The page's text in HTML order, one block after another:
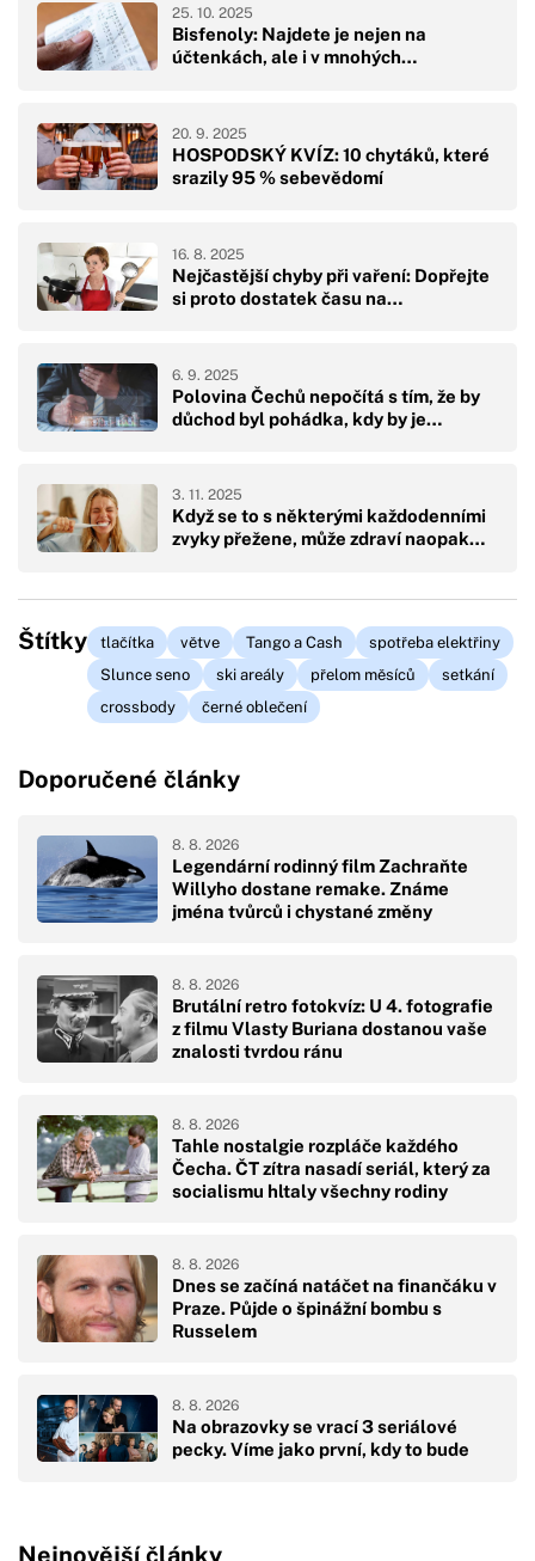
Bisfenoly: Najdete je nejen na
účtenkách, ale i v mnohých…
25. 10. 2025
HOSPODSKÝ KVÍZ: 10 chytáků, které
srazily 95 % sebevědomí
20. 9. 2025
Nejčastější chyby při vaření: Dopřejte
si proto dostatek času na…
16. 8. 2025
Polovina Čechů nepočítá s tím, že by
důchod byl pohádka, kdy by je…
6. 9. 2025
Když se to s některými každodenními
zvyky přežene, může zdraví naopak…
3. 11. 2025
Štítky tlačítka větve Tango a Cash
spotřeba elektřiny
Slunce seno
ski areály přelom měsíců
setkání
crossbody
černé oblečení
Doporučené články
Legendární rodinný film Zachraňte
Willyho dostane remake. Známe
jména tvůrců i chystané změny
8. 8. 2026
Brutální retro fotokvíz: U 4. fotografie
z filmu Vlasty Buriana dostanou vaše
znalosti tvrdou ránu
8. 8. 2026
Tahle nostalgie rozpláče každého
Čecha. ČT zítra nasadí seriál, který za
socialismu hltaly všechny rodiny
8. 8. 2026
Dnes se začíná natáčet na finančáku v
Praze. Půjde o špinážní bombu s
Russelem
8. 8. 2026
Na obrazovky se vrací 3 seriálové
pecky. Víme jako první, kdy to bude
8. 8. 2026